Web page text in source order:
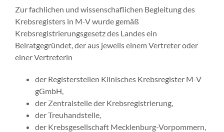
Zur fachlichen und wissenschaflichen Begleitung des
Krebsregisters in M-V wurde gemäß
Krebsregistrierungs­gesetz des Landes ein
Beiratgegründet, der aus jeweils einem Vertreter oder
einer Vertreterin
der Register­stellen Klinisches Krebsregister M-V
gGmbH,
der Zentral­stelle der Krebs­registrierung,
der Treuhandstelle,
der Krebsgesellschaft Mecklenburg-Vorpommern,